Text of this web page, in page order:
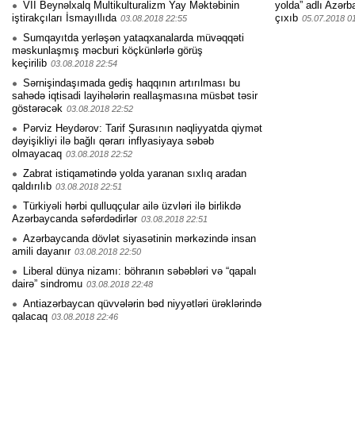
VII Beynəlxalq Multikulturalizm Yay Məktəbinin
iştirakçıları İsmayıllıda 03.08.2018 22:55
Sumqayıtda yerləşən yataqxanalarda müvəqqəti
məskunlaşmış məcburi köçkünlərlə görüş
keçirilib 03.08.2018 22:54
Sərnişindaşımada gediş haqqının artırılması bu
sahədə iqtisadi layihələrin reallaşmasına müsbət təsir
göstərəcək 03.08.2018 22:52
Pərviz Heydərov: Tarif Şurasının nəqliyyatda qiymət
dəyişikliyi ilə bağlı qərarı inflyasiyaya səbəb
olmayacaq 03.08.2018 22:52
Zabrat istiqamətində yolda yaranan sıxlıq aradan
qaldırılıb 03.08.2018 22:51
Türkiyəli hərbi qulluqçular ailə üzvləri ilə birlikdə
Azərbaycanda səfərdədirlər 03.08.2018 22:51
Azərbaycanda dövlət siyasətinin mərkəzində insan
amili dayanır 03.08.2018 22:50
Liberal dünya nizamı: böhranın səbəbləri və “qapalı
dairə” sindromu 03.08.2018 22:48
Antiazərbaycan qüvvələrin bəd niyyətləri ürəklərində
qalacaq 03.08.2018 22:46
yolda” adlı
çıxıb 05.07.2018